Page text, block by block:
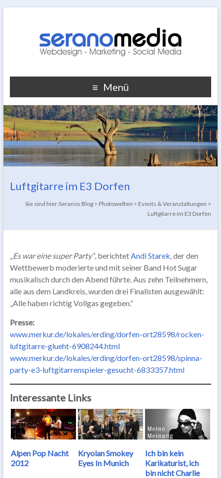
Menü
Luftgitarre im E3 Dorfen
Sie sind hier:Seranos Blog > Photowelten > Events & Veranstaltungen >
Luftgitarre im E3 Dorfen
„Es war eine super Party“, berichtetAndi Starek, der den
Wettbewerb moderierte und mit seiner Band Hot Sugar
musikalisch durch den Abend führte. Aus zehn Teilnehmern,
alle aus dem Landkreis, wurden drei Finalisten ausgewählt:
„Alle haben richtig Vollgas gegeben.“
Presse:
www.merkur.de/lokales/erding/dorfen-ort28598/rocken-
luftgitarre-glueht-6908244.html
www.merkur.de/lokales/erding/dorfen-ort28598/spinna-
party-e3-luftgitarrenspieler-gesucht-6833357.html
Interessante Links
Alpen Pop Nacht
2012
Kryolan Smokey
Eyes In Munich
Ich bin kein
Karikaturist, ich
bin nicht Charlie